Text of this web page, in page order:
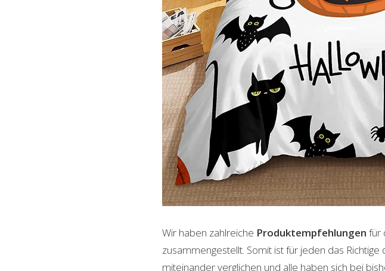
Wir haben zahlreiche Produktempfehlungen für
zusammengestellt. Somit ist für jeden das
miteinander verglichen und alle haben sich bei